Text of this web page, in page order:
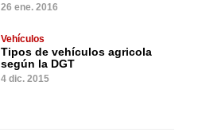
26 ene. 2016
Vehículos
Tipos de vehículos agricola
según la DGT
4 dic. 2015